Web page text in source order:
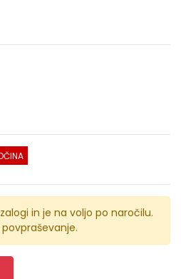
in je na voljo po naročilu.
povpraševanje.